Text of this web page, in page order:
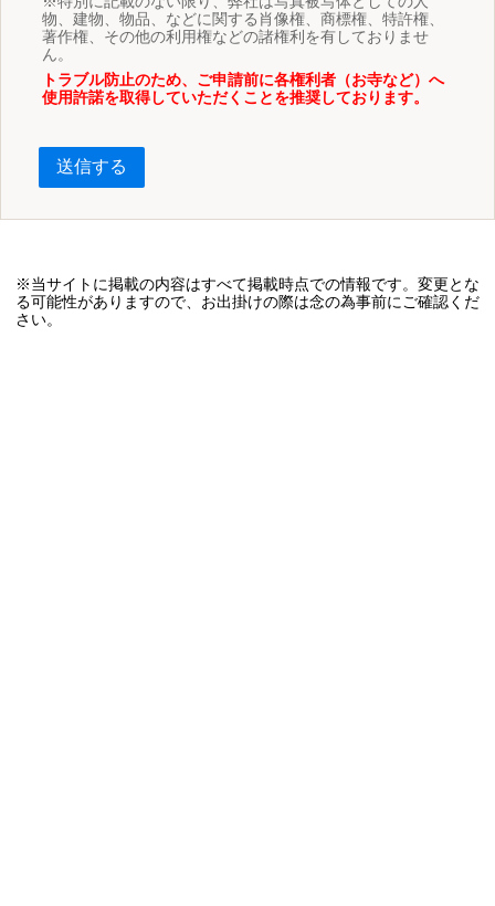
物、建物、物品、などに関する肖像権、商標権、特許権、
著作権、その他の利用権などの諸権利を有しておりませ
ん。
トラブル防止のため、ご申請前に各権利者（お寺など）へ
使用許諾を取得していただくことを推奨しております。
送信する
※当サイトに掲載の内容はすべて掲載時点での情報です。変更とな
る可能性がありますので、お出掛けの際は念の為事前にご確認くだ
さい。